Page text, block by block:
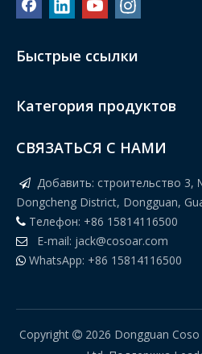
Быстрые ссылки
Категория продуктов
СВЯЗАТЬСЯ С НАМИ
 Добавить: строительство 3,
Dongcheng District, Dongguan,
 Телефон: +86 15814116500
 E-mail: jack@cosoar.com
 WhatsApp: +86 15814116500
Copyright  2026 Dongguan